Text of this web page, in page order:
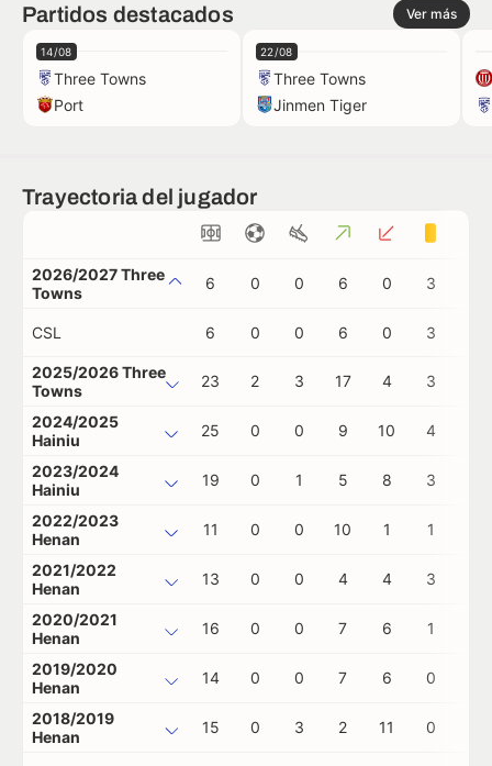
Partidos destacados Ver más
14/08
Three Towns
Port
22/08
Three Towns
Jinmen Tiger
Trayectoria del jugador
2026/2027 Three
Towns
6 0 0 6 0 3
CSL 6 0 0 6 0 3
2025/2026 Three
Towns
23 2 3 17 4 3
2024/2025
Hainiu
25 0 0 9 10 4
2023/2024
Hainiu
19 0 1 5 8 3
2022/2023
Henan
11 0 0 10 1 1
2021/2022
Henan
13 0 0 4 4 3
2020/2021
Henan
16 0 0 7 6 1
2019/2020
Henan
14 0 0 7 6 0
2018/2019
Henan
15 0 3 2 11 0